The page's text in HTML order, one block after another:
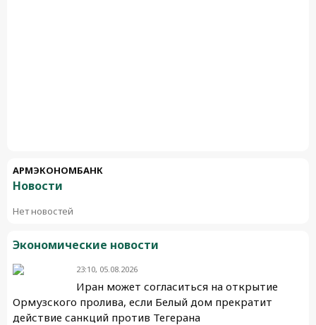
АРМЭКОНОМБАНК
Новости
Нет новостей
Экономические новости
23:10, 05.08.2026
Иран может согласиться на открытие
Ормузского пролива, если Белый дом прекратит
действие санкций против Тегерана